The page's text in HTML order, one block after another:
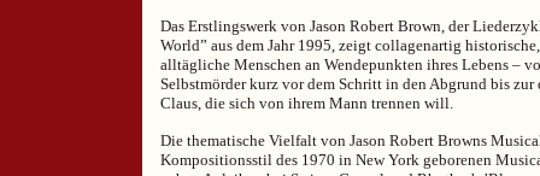
Das Erstlingswerk von Jason Robert Brown, der
World” aus dem Jahr 1995, zeigt collagenartig
alltägliche Menschen an Wendepunkten ihres Lebens –
Selbstmörder kurz vor dem Schritt in den Abgrund bis zur
Claus, die sich von ihrem Mann trennen will.
Die thematische Vielfalt von Jason Robert Browns
Kompositionsstil des 1970 in New York geborenen